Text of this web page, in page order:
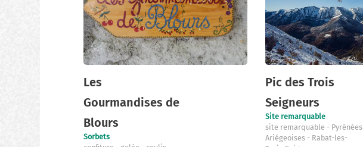
locaux
Les
Gourmandises de
Blours
Sorbets
Pic des Trois
Seigneurs
Site remarquable
site remarquable Pyrénées
Ariégeoises Rabat-les-